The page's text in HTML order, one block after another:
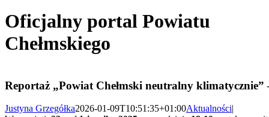
Oficjalny portal Powiatu
Chełmskiego
Reportaż „Powiat Chełmski neutralny klimatycznie”